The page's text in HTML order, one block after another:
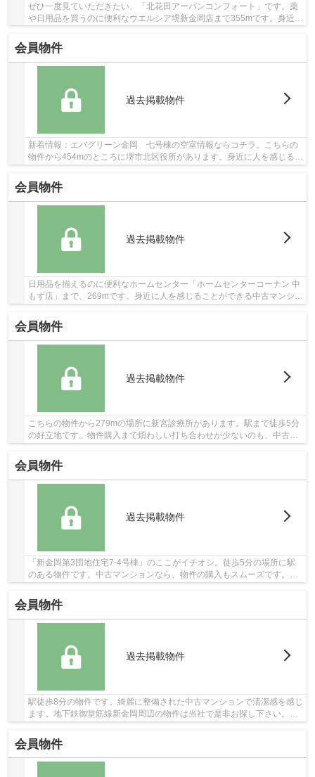
ぜひ一度見ていただきたい、「北花田アーバンコンフォート」です。薬
や日用品を買うのに便利なウエルシア堺新金岡店まで355mです。身近に
会員物件
過去掲載物件
新着情報：エバグリーン金岡 七号棟の空室情報ならコチラ。こちらの
物件から454mのところに堺市北区役所があります。身近に人を感じるこ
会員物件
過去掲載物件
日用品を揃えるのに便利なホームセンター「ホームセンターコーナン 中
もず店」まで、269mです。身近に人を感じることができる中古マンショ
会員物件
過去掲載物件
こちらの物件から279mの場所に新宮診療所があります。駅まで徒歩5分
の好立地です。物件購入まで煩わしい打ち合わせが少ないのも、中古マ
会員物件
過去掲載物件
「新金岡第3団地住宅7-4号棟」のここがイチオシ。徒歩5分の場所に駅
のある物件です。中古マンションなら、物件の購入もスムーズです。当
会員物件
過去掲載物件
駅徒歩8分の物件です。綺麗に整備された中古マンションで清潔感を感じ
ます。地下鉄御堂筋線新金岡周辺の物件は当社で是非お探し下さい。
072-267-4011、info@bliss-myhome.co.jpからブ...
会員物件